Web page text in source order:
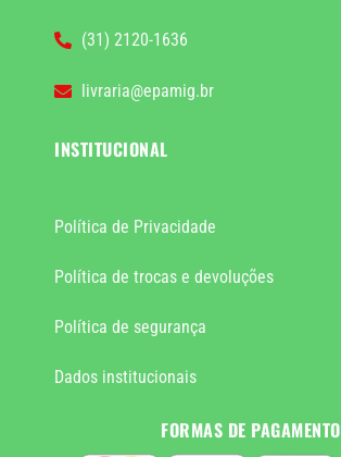
(31) 2120-1636
livraria@epamig.br
INSTITUCIONAL
Política de Privacidade
Política de trocas e devoluções
Política de segurança
Dados institucionais
FORMAS DE PAGAMENTO